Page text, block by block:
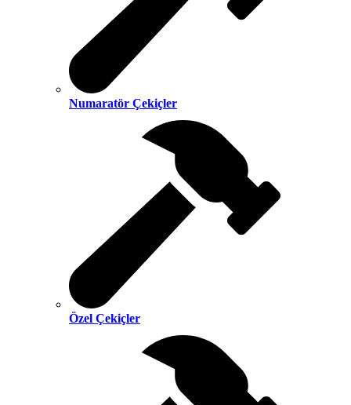
Numaratör Çekiçler
Özel Çekiçler